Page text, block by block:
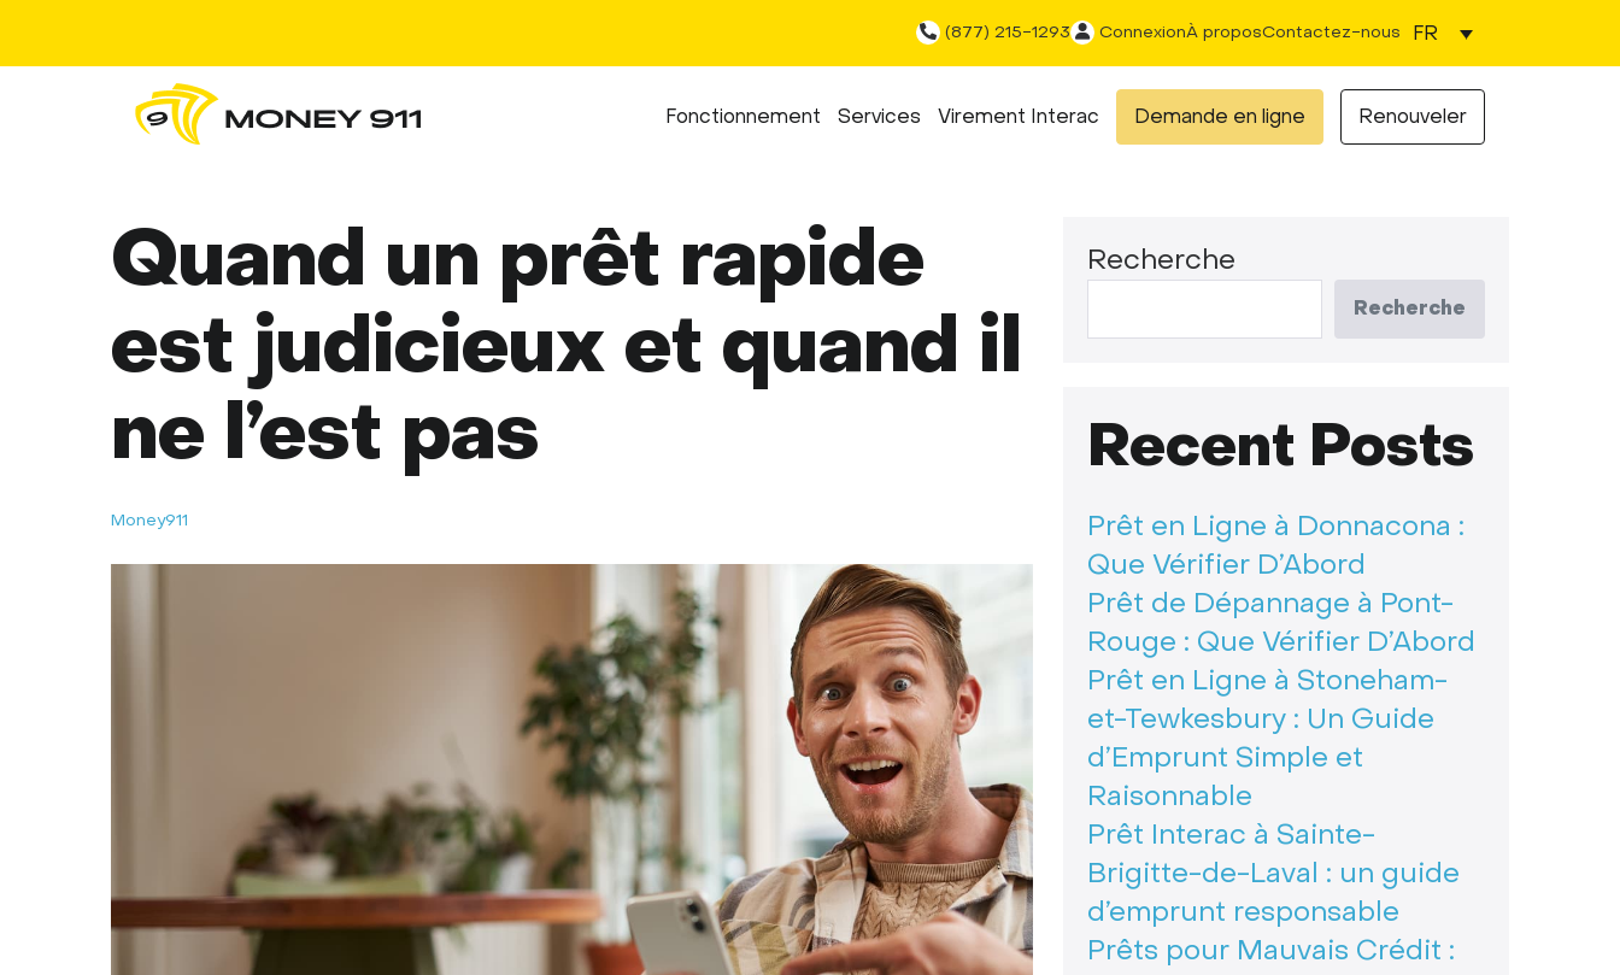
(877) 215-1293 ConnexionÀ proposContactez-nous FR
Fonctionnement Services Virement Interac Demande en ligne Renouveler
Quand un prêt rapide
est judicieux et quand il
ne l’est pas
Money911
Recherche
Recherche
Recent Posts
Prêt en Ligne à Donnacona :
Que Vérifier D’Abord
Prêt de Dépannage à Pont-
Rouge : Que Vérifier D’Abord
Prêt en Ligne à Stoneham-
et-Tewkesbury : Un Guide
d’Emprunt Simple et
Raisonnable
Prêt Interac à Sainte-
Brigitte-de-Laval : un guide
d’emprunt responsable
Prêts pour Mauvais Crédit :